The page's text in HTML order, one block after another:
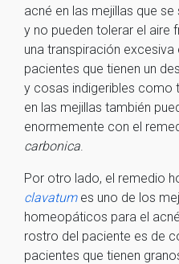
acné en las mejillas que
y no pueden tolerar el aire
una transpiración
pacientes que tienen un
y cosas indigeribles como
en las mejillas también
enormemente con el
carbonica.
Por otro lado, el remedio
clavatumes uno de los
homeopáticos para el
rostro del paciente es de
pacientes que tienen